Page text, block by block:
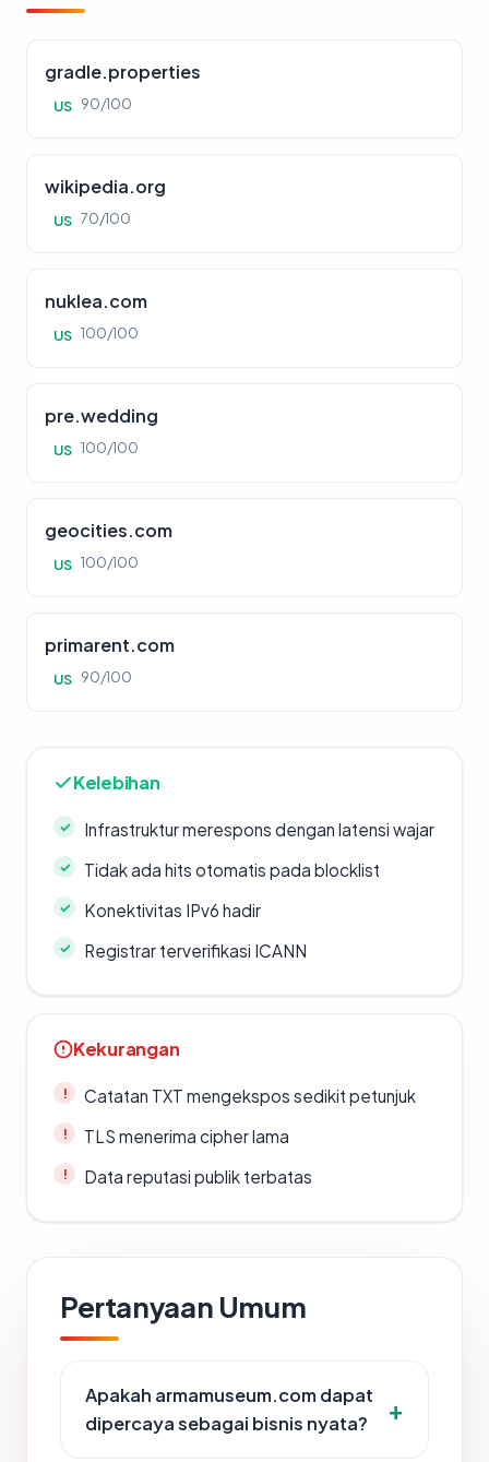
gradle.properties
US 90/100
wikipedia.org
US 70/100
nuklea.com
US 100/100
pre.wedding
US 100/100
geocities.com
US 100/100
primarent.com
US 90/100
Kelebihan
Infrastruktur merespons dengan latensi wajar
Tidak ada hits otomatis pada blocklist
Konektivitas IPv6 hadir
Registrar terverifikasi ICANN
Kekurangan
Catatan TXT mengekspos sedikit petunjuk
TLS menerima cipher lama
Data reputasi publik terbatas
Pertanyaan Umum
Apakah armamuseum.com dapat
dipercaya sebagai bisnis nyata?